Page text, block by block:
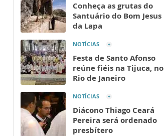
Conheça as grutas do
Santuário do Bom Jesus
da Lapa
NOTÍCIAS
Festa de Santo Afonso
reúne fiéis na Tijuca, no
Rio de Janeiro
NOTÍCIAS
Diácono Thiago Ceará
Pereira será ordenado
presbítero